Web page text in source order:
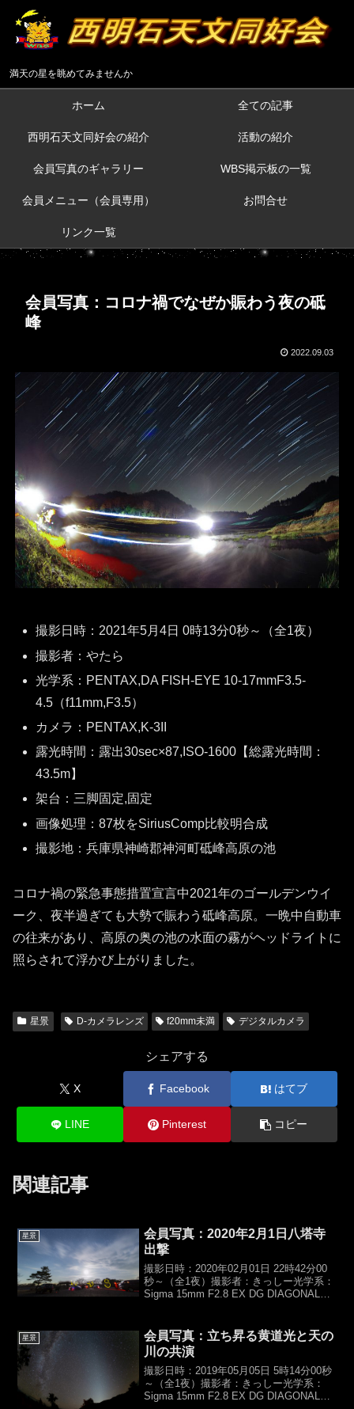
満天の星を眺めてみませんか
ホーム 全ての記事
西明石天文同好会の紹介 活動の紹介
会員写真のギャラリー WBS掲示板の一覧
会員メニュー（会員専用） お問合せ
リンク一覧
会員写真：コロナ禍でなぜか賑わう夜の砥
峰
2022.09.03
撮影日時：2021年5月4日 0時13分0秒～（全1夜）
撮影者：やたら
光学系：PENTAX,DA FISH-EYE 10-17mmF3.5-
4.5（f11mm,F3.5）
カメラ：PENTAX,K-3II
露光時間：露出30sec×87,ISO-1600【総露光時間：
43.5m】
架台：三脚固定,固定
画像処理：87枚をSiriusComp比較明合成
撮影地：兵庫県神崎郡神河町砥峰高原の池
コロナ禍の緊急事態措置宣言中2021年のゴールデンウイ
ーク、夜半過ぎても大勢で賑わう砥峰高原。一晩中自動車
の往来があり、高原の奥の池の水面の霧がヘッドライトに
照らされて浮かび上がりました。
星景 D-カメラレンズ f20mm未満 デジタルカメラ
シェアする
X Facebook はてブ
LINE Pinterest コピー
関連記事
星景
会員写真：2020年2月1日八塔寺
出撃
撮影日時：2020年02月01日 22時42分00
秒～（全1夜）撮影者：きっしー光学系：
Sigma 15mm F2.8 EX DG DIAGONAL
星景
会員写真：立ち昇る黄道光と天の
川の共演
撮影日時：2019年05月05日 5時14分00秒
～（全1夜）撮影者：きっしー光学系：
Sigma 15mm F2.8 EX DG DIAGONAL